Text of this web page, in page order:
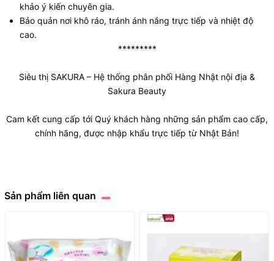
khảo ý kiến chuyên gia.
Bảo quản nơi khô ráo, tránh ánh nắng trực tiếp và nhiệt độ
cao.
*********
Siêu thị SAKURA – Hệ thống phân phối Hàng Nhật nội địa &
Sakura Beauty
Cam kết cung cấp tới Quý khách hàng những sản phẩm cao cấp,
chính hãng, được nhập khẩu trực tiếp từ Nhật Bản!
Sản phẩm liên quan